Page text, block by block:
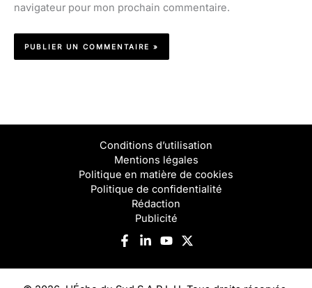
navigateur pour mon prochain commentaire.
Conditions d’utilisation
Mentions légales
Politique en matière de cookies
Politique de confidentialité
Rédaction
Publicité